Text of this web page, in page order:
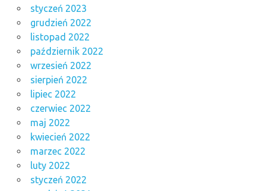
styczeń 2023
grudzień 2022
listopad 2022
październik 2022
wrzesień 2022
sierpień 2022
lipiec 2022
czerwiec 2022
maj 2022
kwiecień 2022
marzec 2022
luty 2022
styczeń 2022